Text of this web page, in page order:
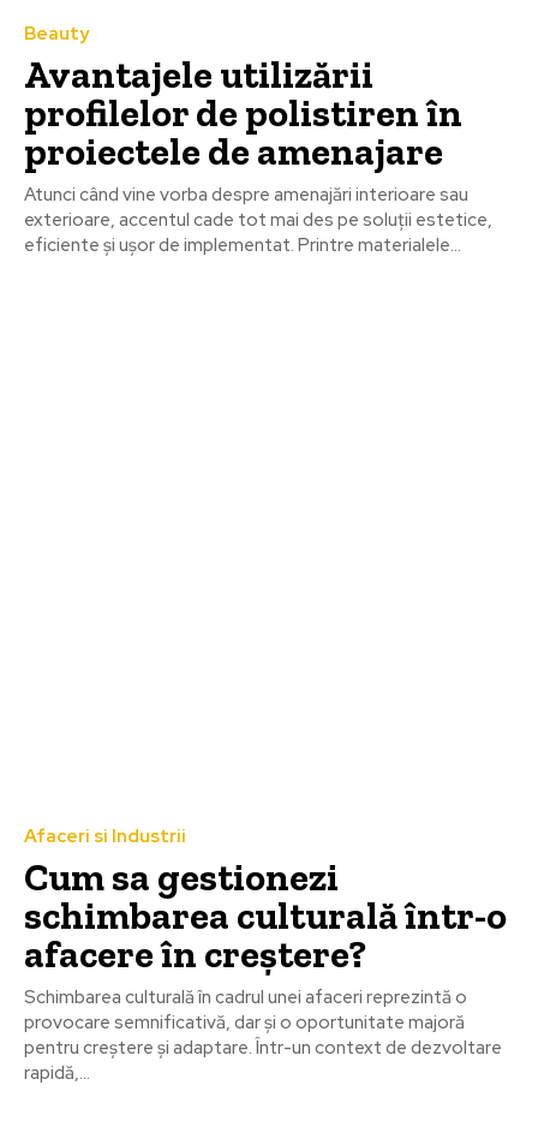
Beauty
Avantajele utilizării
profilelor de polistiren în
proiectele de amenajare
Atunci când vine vorba despre amenajări interioare sau
exterioare, accentul cade tot mai des pe soluții estetice,
eficiente și ușor de implementat. Printre materialele...
Afaceri si Industrii
Cum sa gestionezi
schimbarea culturală într-o
afacere în creștere?
Schimbarea culturală în cadrul unei afaceri reprezintă o
provocare semnificativă, dar și o oportunitate majoră
pentru creștere și adaptare. Într-un context de dezvoltare
rapidă,...